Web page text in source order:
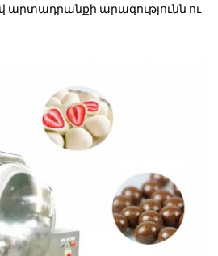
արտադրանքի արագությունն ու